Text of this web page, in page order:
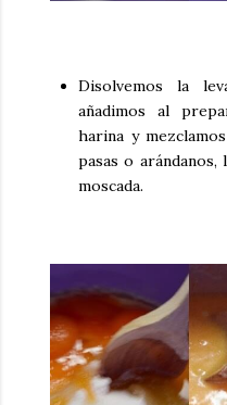
Disolvemos la
añadimos al
harina y
pasas o arándanos,
moscada.